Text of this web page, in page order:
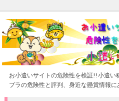
お小遣いサイトの危険性を検証!!小遣い
プラの危険性と評判、身近な懸賞情報に